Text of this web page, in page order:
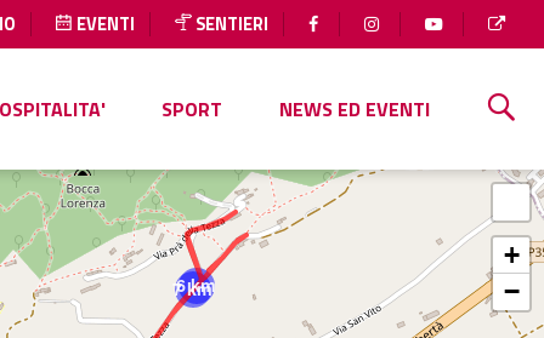
EVENTI SENTIERI
OSPITALITA' SPORT NEWS ED EVENTI
6 km
7 km
+
−